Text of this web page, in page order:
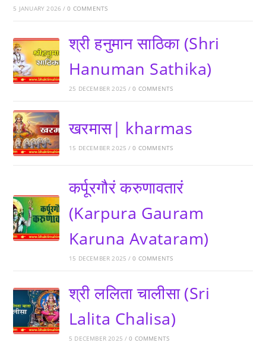
5 JANUARY 2026 / 0 COMMENTS
श्री हनुमान साठिका (Shri
Hanuman Sathika)
25 DECEMBER 2025 / 0 COMMENTS
खरमास| kharmas
15 DECEMBER 2025 / 0 COMMENTS
कर्पूरगौरं करुणावतारं
(Karpura Gauram
Karuna Avataram)
15 DECEMBER 2025 / 0 COMMENTS
श्री ललिता चालीसा (Sri
Lalita Chalisa)
5 DECEMBER 2025 / 0 COMMENTS